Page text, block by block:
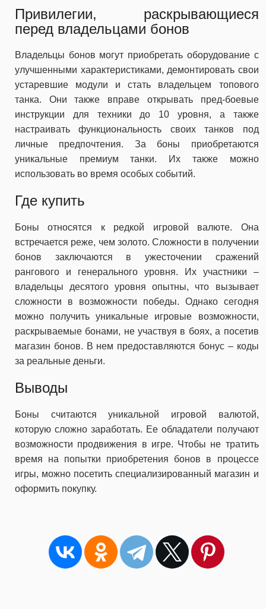
Привилегии, раскрывающиеся
перед владельцами бонов
Владельцы бонов могут приобретать оборудование с
улучшенными характеристиками, демонтировать свои
устаревшие модули и стать владельцем топового
танка. Они также вправе открывать пред-боевые
инструкции для техники до 10 уровня, а также
настраивать функциональность своих танков под
личные предпочтения. За боны приобретаются
уникальные премиум танки. Их также можно
использовать во время особых событий.
Где купить
Боны относятся к редкой игровой валюте. Она
встречается реже, чем золото. Сложности в получении
бонов заключаются в ужесточении сражений
рангового и генерального уровня. Их участники –
владельцы десятого уровня опытны, что вызывает
сложности в возможности победы. Однако сегодня
можно получить уникальные игровые возможности,
раскрываемые бонами, не участвуя в боях, а посетив
магазин бонов. В нем предоставляются бонус – коды
за реальные деньги.
Выводы
Боны считаются уникальной игровой валютой,
которую сложно заработать. Ее обладатели получают
возможности продвижения в игре. Чтобы не тратить
время на попытки приобретения бонов в процессе
игры, можно посетить специализированный магазин и
оформить покупку.